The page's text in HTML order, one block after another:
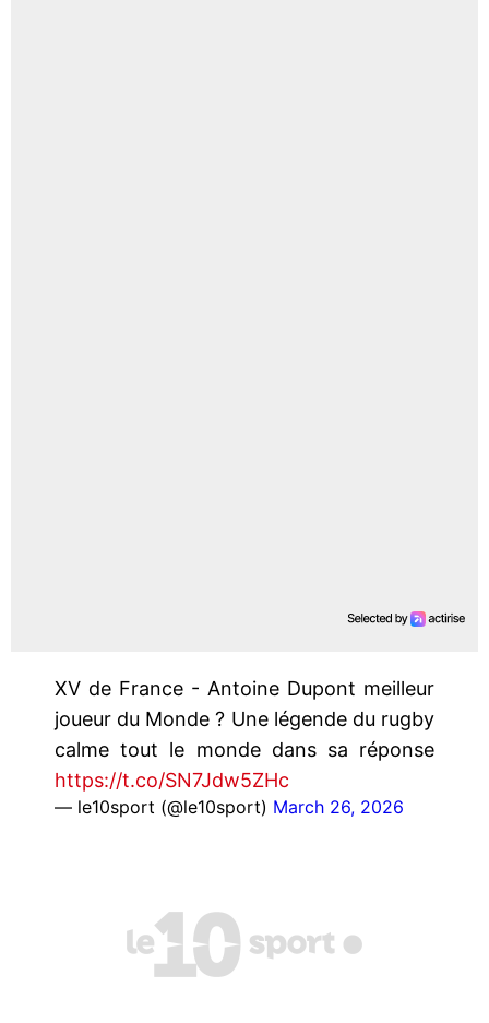
XV de France - Antoine Dupont meilleur
joueur du Monde ? Une légende du rugby
calme tout le monde dans sa réponse
https://t.co/SN7Jdw5ZHc
— le10sport (@le10sport) March 26, 2026